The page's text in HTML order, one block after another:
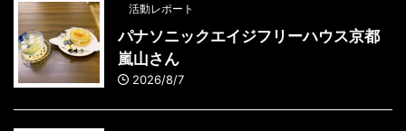
活動レポート
パナソニックエイジフリーハウス京都
嵐山さん
2026/8/7